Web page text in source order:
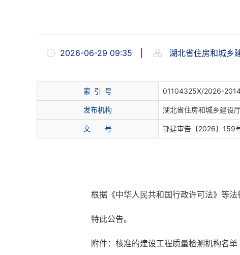
2026-06-29 09:35 湖北省住房和城乡
索 引 号 01104325X/2026-
发布机构 湖北省住房和城乡建设
文 号 鄂建审告〔2026〕159
根据《中华人民共和国行政许可法》等
特此公告。
附件：核准的建设工程质量检测机构名单